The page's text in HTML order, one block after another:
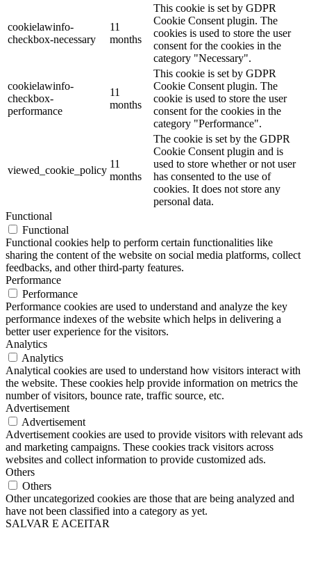
cookielawinfo-
checkbox-necessary
11
months
This cookie is set by GDPR
Cookie Consent plugin. The
cookies is used to store the user
consent for the cookies in the
category "Necessary".
cookielawinfo-
checkbox-
performance
11
months
This cookie is set by GDPR
Cookie Consent plugin. The
cookie is used to store the user
consent for the cookies in the
category "Performance".
viewed_cookie_policy
11
months
The cookie is set by the GDPR
Cookie Consent plugin and is
used to store whether or not user
has consented to the use of
cookies. It does not store any
personal data.
Functional
Functional
Functional cookies help to perform certain functionalities like
sharing the content of the website on social media platforms, collect
feedbacks, and other third-party features.
Performance
Performance
Performance cookies are used to understand and analyze the key
performance indexes of the website which helps in delivering a
better user experience for the visitors.
Analytics
Analytics
Analytical cookies are used to understand how visitors interact with
the website. These cookies help provide information on metrics the
number of visitors, bounce rate, traffic source, etc.
Advertisement
Advertisement
Advertisement cookies are used to provide visitors with relevant ads
and marketing campaigns. These cookies track visitors across
websites and collect information to provide customized ads.
Others
Others
Other uncategorized cookies are those that are being analyzed and
have not been classified into a category as yet.
SALVAR E ACEITAR